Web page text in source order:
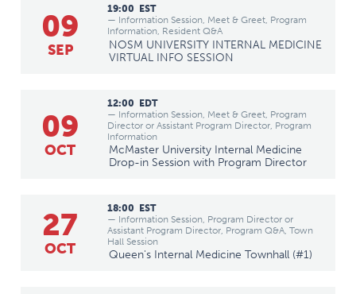
09
SEP
19:00
EST
— Information Session, Meet & Greet, Program
Information, Resident Q&A
NOSM UNIVERSITY INTERNAL MEDICINE
VIRTUAL INFO SESSION
09
OCT
12:00 EDT
— Information Session, Meet & Greet, Program
Director or Assistant Program Director, Program
Information
McMaster University Internal Medicine
Drop-in Session with Program Director
27
OCT
18:00 EST
— Information Session, Program Director or
Assistant Program Director, Program Q&A, Town
Hall Session
Queen's Internal Medicine Townhall (#1)